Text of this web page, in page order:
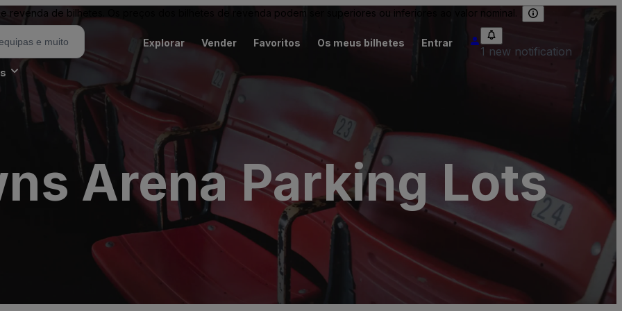
revenda de bilhetes. Os preços dos bilhetes de revenda podem ser superiores ou inferiores ao valor nominal.
Explorar Vender Favoritos Os meus bilhetes Entrar
1 new notification
Arena Parking Lots